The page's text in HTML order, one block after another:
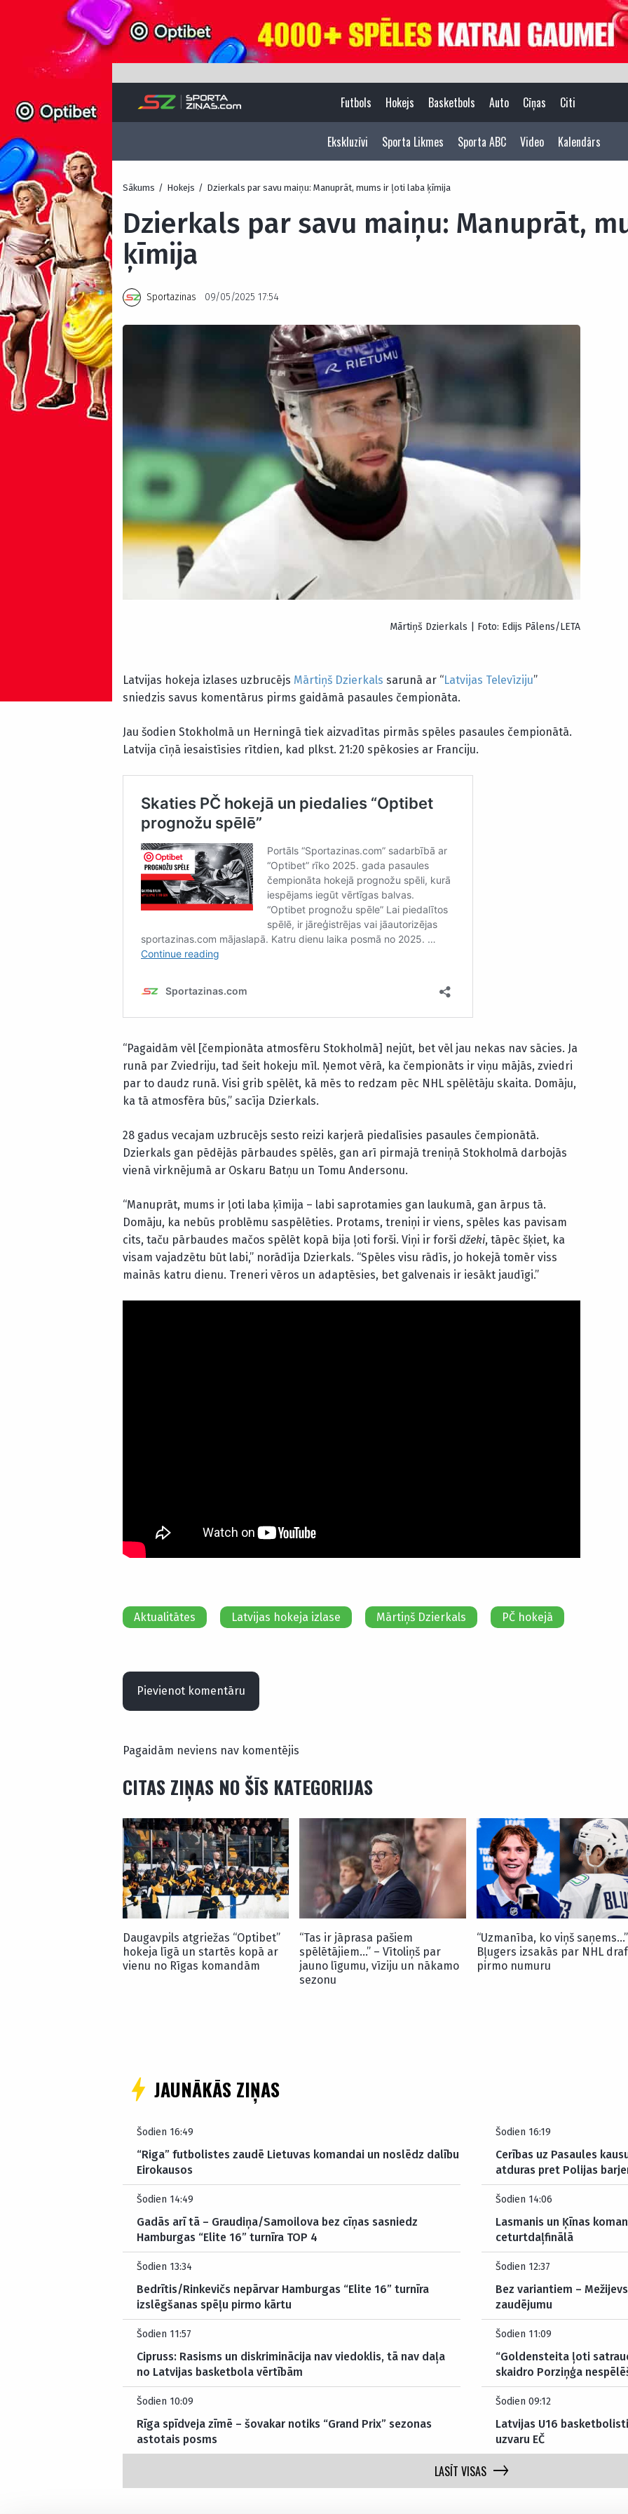
Futbols Hokejs Basketbols Auto Cīņas Citi
Ekskluzīvi Sporta Likmes Sporta ABC Video Kalendārs
Sākums / Hokejs / Dzierkals par savu maiņu: Manuprāt, mums ir ļoti laba ķīmija
Dzierkals par savu maiņu: Manuprāt,
ķīmija
Sportazinas 09/05/2025 17:54
Mārtiņš Dzierkals | Foto: Edijs Pālens/LETA
Latvijas hokeja izlases uzbrucējs Mārtiņš Dzierkals sarunā ar “Latvijas Televīziju”
sniedzis savus komentārus pirms gaidāmā pasaules čempionāta.
Jau šodien Stokholmā un Herningā tiek aizvadītas pirmās spēles pasaules čempionātā.
Latvija cīņā iesaistīsies rītdien, kad plkst. 21:20 spēkosies ar Franciju.
“Pagaidām vēl [čempionāta atmosfēru Stokholmā] nejūt, bet vēl jau nekas nav sācies. Ja
runā par Zviedriju, tad šeit hokeju mīl. Ņemot vērā, ka čempionāts ir viņu mājās, zviedri
par to daudz runā. Visi grib spēlēt, kā mēs to redzam pēc NHL spēlētāju skaita. Domāju,
ka tā atmosfēra būs,” sacīja Dzierkals.
28 gadus vecajam uzbrucējs sesto reizi karjerā piedalīsies pasaules čempionātā.
Dzierkals gan pēdējās pārbaudes spēlēs, gan arī pirmajā treniņā Stokholmā darbojās
vienā virknējumā ar Oskaru Batņu un Tomu Andersonu.
“Manuprāt, mums ir ļoti laba ķīmija – labi saprotamies gan laukumā, gan ārpus tā.
Domāju, ka nebūs problēmu saspēlēties. Protams, treniņi ir viens, spēles kas pavisam
cits, taču pārbaudes mačos spēlēt kopā bija ļoti forši. Viņi ir forši džeki, tāpēc šķiet, ka
visam vajadzētu būt labi,” norādīja Dzierkals. “Spēles visu rādīs, jo hokejā tomēr viss
mainās katru dienu. Treneri vēros un adaptēsies, bet galvenais ir iesākt jaudīgi.”
Aktualitātes Latvijas hokeja izlase Mārtiņš Dzierkals PČ hokejā
Pievienot komentāru
Pagaidām neviens nav komentējis
CITAS ZIŅAS NO ŠĪS KATEGORIJAS
Daugavpils atgriežas “Optibet”
hokeja līgā un startēs kopā ar
vienu no Rīgas komandām
“Tas ir jāprasa pašiem
spēlētājiem…” – Vītoliņš par
jauno līgumu, vīziju un nākamo
sezonu
“Uzmanība, ko viņš
Bļugers izsakās par NHL
pirmo numuru
JAUNĀKĀS ZIŅAS
Šodien 16:49
“Riga” futbolistes zaudē Lietuvas komandai un noslēdz dalību
Eirokausos
Šodien 16:19
Cerības uz Pasaules
atduras pret Polijas
Šodien 14:49
Gadās arī tā – Graudiņa/Samoilova bez cīņas sasniedz
Hamburgas “Elite 16” turnīra TOP 4
Šodien 14:06
Lasmanis un Ķīnas
ceturtdaļfinālā
Šodien 13:34
Bedrītis/Rinkevičs nepārvar Hamburgas “Elite 16” turnīra
izslēgšanas spēļu pirmo kārtu
Šodien 12:37
Bez variantiem –
zaudējumu
Šodien 11:57
Cipruss: Rasisms un diskriminācija nav viedoklis, tā nav daļa
no Latvijas basketbola vērtībām
Šodien 11:09
“Goldensteita ļoti
skaidro Porziņģa
Šodien 10:09
Rīga spīdveja zīmē – šovakar notiks “Grand Prix” sezonas
astotais posms
Šodien 09:12
Latvijas U16
uzvaru EČ
LASĪT VISAS